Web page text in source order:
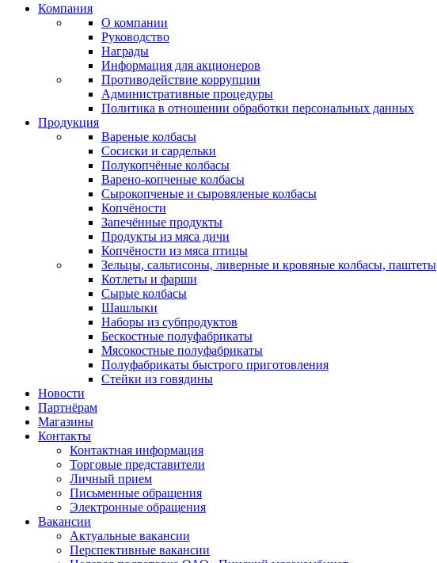
Компания
О компании
Руководство
Награды
Информация для акционеров
Противодействие коррупции
Административные процедуры
Политика в отношении обработки персональных данных
Продукция
Вареные колбасы
Сосиски и сардельки
Полукопчёные колбасы
Варено-копченые колбасы
Сырокопченые и сыровяленые колбасы
Копчёности
Запечённые продукты
Продукты из мяса дичи
Копчёности из мяса птицы
Зельцы, сальтисоны, ливерные и кровяные колбасы, паштеты
Котлеты и фарши
Сырые колбасы
Шашлыки
Наборы из субпродуктов
Бескостные полуфабрикаты
Мясокостные полуфабрикаты
Полуфабрикаты быстрого приготовления
Стейки из говядины
Новости
Партнёрам
Магазины
Контакты
Контактная информация
Торговые представители
Личный прием
Письменные обращения
Электронные обращения
Вакансии
Актуальные вакансии
Перспективные вакансии